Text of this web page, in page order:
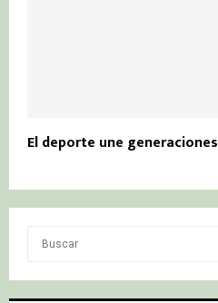
El deporte une generaciones